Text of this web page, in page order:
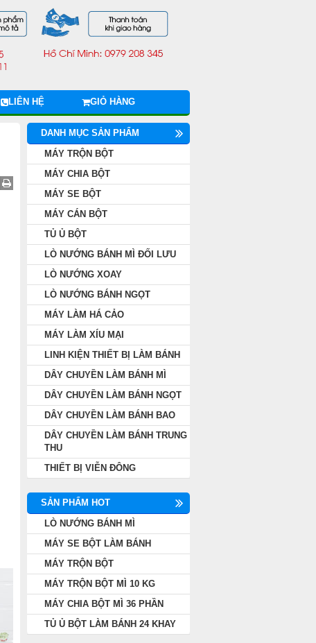
LIÊN HỆ GIỎ HÀNG
DANH MỤC SẢN PHẨM
MÁY TRỘN BỘT
MÁY CHIA BỘT
MÁY SE BỘT
MÁY CÁN BỘT
TỦ Ủ BỘT
LÒ NƯỚNG BÁNH MÌ ĐỐI LƯU
LÒ NƯỚNG XOAY
LÒ NƯỚNG BÁNH NGỌT
MÁY LÀM HÁ CẢO
MÁY LÀM XÍU MẠI
LINH KIỆN THIẾT BỊ LÀM BÁNH
DÂY CHUYỀN LÀM BÁNH MÌ
DÂY CHUYỀN LÀM BÁNH NGỌT
DÂY CHUYỀN LÀM BÁNH BAO
DÂY CHUYỀN LÀM BÁNH TRUNG
THU
THIẾT BỊ VIỄN ĐÔNG
SẢN PHẨM HOT
LÒ NƯỚNG BÁNH MÌ
MÁY SE BỘT LÀM BÁNH
MÁY TRỘN BỘT
MÁY TRỘN BỘT MÌ 10 KG
MÁY CHIA BỘT MÌ 36 PHẦN
TỦ Ủ BỘT LÀM BÁNH 24 KHAY